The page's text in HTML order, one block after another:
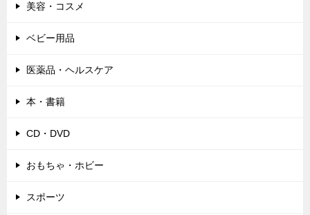
美容・コスメ
ベビー用品
医薬品・ヘルスケア
本・書籍
CD・DVD
おもちゃ・ホビー
スポーツ